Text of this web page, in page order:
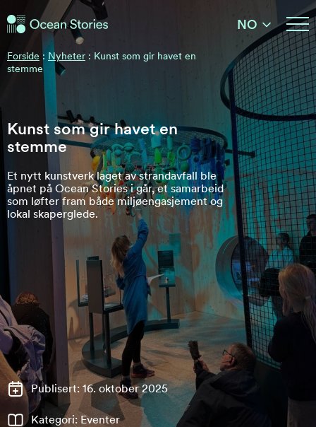
Ocean Stories
Ocean Stories
NO
Forside : Nyheter : Kunst som gir havet en
stemme
Kunst som gir havet en
stemme
Et nytt kunstverk laget av strandavfall ble
åpnet på Ocean Stories i går, et samarbeid
som løfter fram både miljøengasjement og
lokal skaperglede.
Publisert: 16. oktober 2025
Kategori: Eventer